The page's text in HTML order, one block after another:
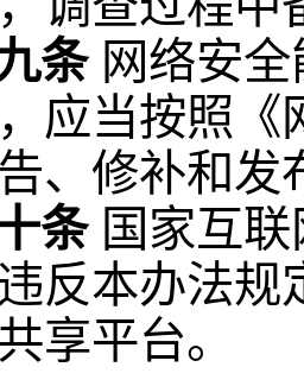
条 网络安
应当按照《
、修补和发
条 国家互
反本办法规
享平台。